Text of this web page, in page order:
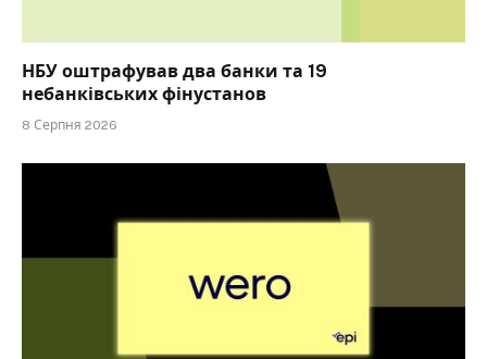
НБУ оштрафував два банки та 19
небанківських фінустанов
8 Серпня 2026